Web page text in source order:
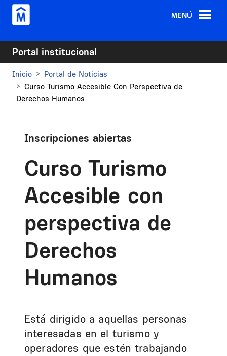
Pasar al contenido principal
MENÚ
Portal institucional
Inicio
Portal de Noticias
Curso Turismo Accesible Con Perspectiva de
Derechos Humanos
Inscripciones abiertas
Curso Turismo
Accesible con
perspectiva de
Derechos
Humanos
Está dirigido a aquellas personas
interesadas en el turismo y
operadores que estén trabajando